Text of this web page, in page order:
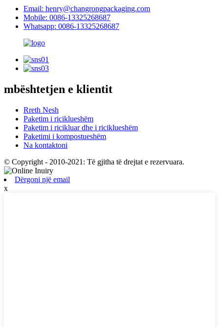
Email: henry@changrongpackaging.com
Mobile: 0086-13325268687
Whatsapp: 0086-13325268687
mbështetjen e klientit
Rreth Nesh
Paketim i riciklueshëm
Paketim i ricikluar dhe i riciklueshëm
Paketimi i kompostueshëm
Na kontaktoni
© Copyright - 2010-2021: Të gjitha të drejtat e rezervuara.
Dërgoni një email
x